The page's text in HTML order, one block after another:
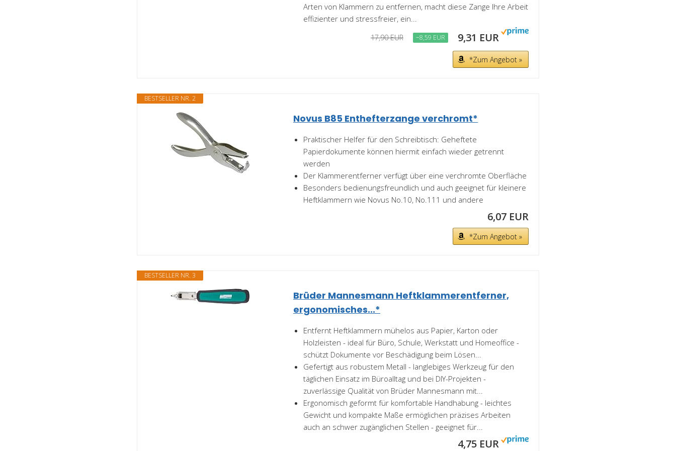
Arten von Klammern zu entfernen, macht diese Zange Ihre Arbeit
effizienter und stressfreier, ein...
17,90 EUR −8,59 EUR 9,31 EUR
*Zum Angebot »
BESTSELLER NR. 2
Novus B85 Enthefterzange verchromt*
Praktischer Helfer für den Schreibtisch: Geheftete
Papierdokumente können hiermit einfach wieder getrennt
werden
Der Klammerentferner verfügt über eine verchromte Oberfläche
Besonders bedienungsfreundlich und auch geeignet für kleinere
Heftklammern wie Novus No.10, No.111 und andere
6,07 EUR
*Zum Angebot »
BESTSELLER NR. 3
Brüder Mannesmann Heftklammerentferner,
ergonomisches...*
Entfernt Heftklammern mühelos aus Papier, Karton oder
Holzleisten - ideal für Büro, Schule, Werkstatt und Homeoffice -
schützt Dokumente vor Beschädigung beim Lösen...
Gefertigt aus robustem Metall - langlebiges Werkzeug für den
täglichen Einsatz im Büroalltag und bei DIY-Projekten -
zuverlässige Qualität von Brüder Mannesmann mit...
Ergonomisch geformt für komfortable Handhabung - leichtes
Gewicht und kompakte Maße ermöglichen präzises Arbeiten
auch an schwer zugänglichen Stellen - geeignet für...
4,75 EUR